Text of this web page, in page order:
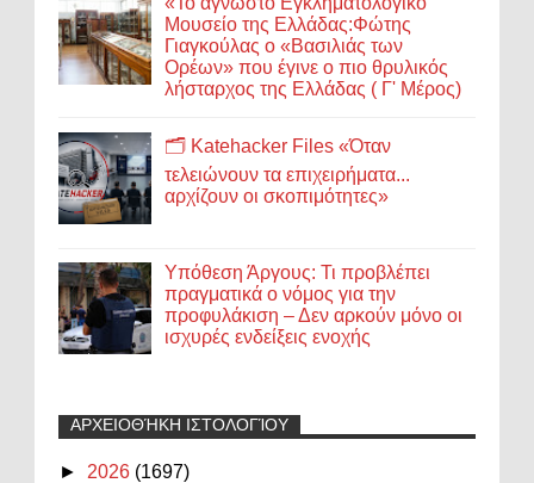
Μουσείο της Ελλάδας:Φώτης
Γιαγκούλας ο «Βασιλιάς των
Ορέων» που έγινε ο πιο θρυλικός
λήσταρχος της Ελλάδας ( Γ' Μέρος)
🗂️ Katehacker Files «Όταν
τελειώνουν τα επιχειρήματα...
αρχίζουν οι σκοπιμότητες»
Υπόθεση Άργους: Τι προβλέπει
πραγματικά ο νόμος για την
προφυλάκιση – Δεν αρκούν μόνο οι
ισχυρές ενδείξεις ενοχής
ΑΡΧΕΙΟΘΉΚΗ ΙΣΤΟΛΟΓΊΟΥ
► 2026 (1697)